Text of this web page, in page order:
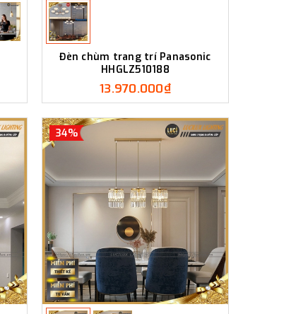
Đèn chùm trang trí Panasonic
HHGLZ510188
13.970.000₫
34%